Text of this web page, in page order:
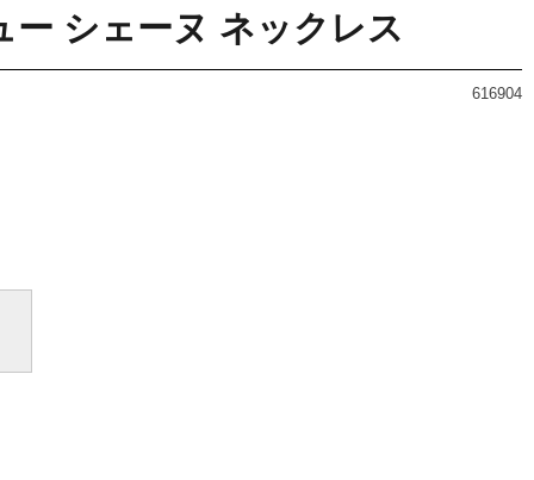
ー シェーヌ ネックレス
616904